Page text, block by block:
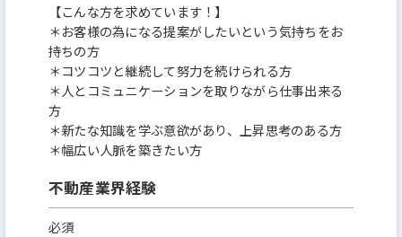
【こんな方を求めています！】
＊お客様の為になる提案がしたいという気持ちをお
持ちの方
＊コツコツと継続して努力を続けられる方
＊人とコミュニケーションを取りながら仕事出来る
方
＊新たな知識を学ぶ意欲があり、上昇思考のある方
＊幅広い人脈を築きたい方
不動産業界経験
必須